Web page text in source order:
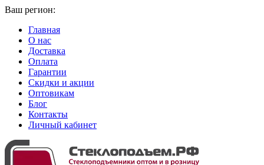
Ваш регион:
Главная
О нас
Доставка
Оплата
Гарантии
Скидки и акции
Оптовикам
Блог
Контакты
Личный кабинет